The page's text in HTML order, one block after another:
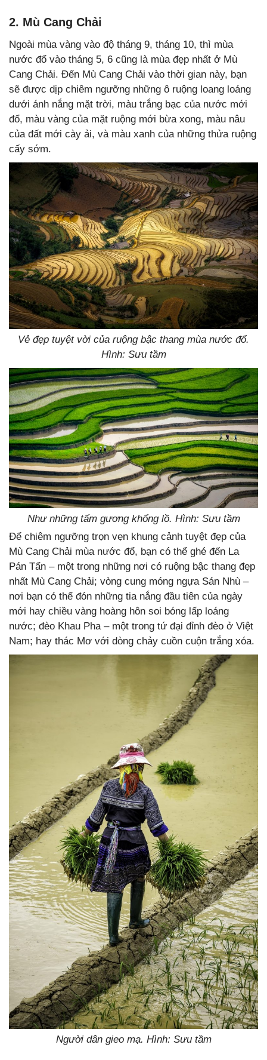
2. Mù Cang Chải
Ngoài mùa vàng vào độ tháng 9, tháng 10, thì mùa
nước đổ vào tháng 5, 6 cũng là mùa đẹp nhất ở Mù
Cang Chải. Đến Mù Cang Chải vào thời gian này, bạn
sẽ được dịp chiêm ngưỡng những ô ruộng loang loáng
dưới ánh nắng mặt trời, màu trắng bạc của nước mới
đổ, màu vàng của mặt ruộng mới bừa xong, màu nâu
của đất mới cày ải, và màu xanh của những thửa ruộng
cấy sớm.
Vẻ đẹp tuyệt vời của ruộng bậc thang mùa nước đổ.
Hình: Sưu tầm
Như những tấm gương khổng lồ. Hình: Sưu tầm
Để chiêm ngưỡng trọn vẹn khung cảnh tuyệt đẹp của
Mù Cang Chải mùa nước đổ, bạn có thể ghé đến La
Pán Tẩn – một trong những nơi có ruộng bậc thang đẹp
nhất Mù Cang Chải; vòng cung móng ngựa Sán Nhù –
nơi bạn có thể đón những tia nắng đầu tiên của ngày
mới hay chiều vàng hoàng hôn soi bóng lấp loáng
nước; đèo Khau Pha – một trong tứ đại đỉnh đèo ở Việt
Nam; hay thác Mơ với dòng chảy cuồn cuộn trắng xóa.
Người dân gieo mạ. Hình: Sưu tầm